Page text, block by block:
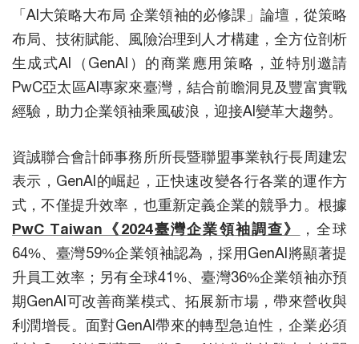
「AI大策略大布局 企業領袖的必修課」論壇，從策略
布局、技術賦能、風險治理到人才構建，全方位剖析
生成式AI（GenAI）的商業應用策略，並特別邀請
PwC亞太區AI專家來臺灣，結合前瞻洞見及豐富實戰
經驗，助力企業領袖乘風破浪，迎接AI變革大趨勢。
資誠聯合會計師事務所所長暨聯盟事業執行長周建宏
表示，GenAI的崛起，正快速改變各行各業的運作方
式，不僅提升效率，也重新定義企業的競爭力。根據
PwC Taiwan《2024臺灣企業領袖調查》
，全球
64%、臺灣59%企業領袖認為，採用GenAI將顯著提
升員工效率；另有全球41%、臺灣36%企業領袖亦預
期GenAI可改善商業模式、拓展新市場，帶來營收與
利潤增長。面對GenAI帶來的轉型急迫性，企業必須